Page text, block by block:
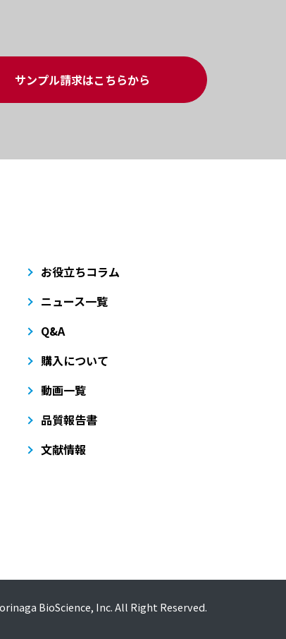
サンプル請求はこちらから
お役立ちコラム
ニュース一覧
Q&A
購入について
動画一覧
品質報告書
文献情報
BioScience, Inc. All Right Reserved.